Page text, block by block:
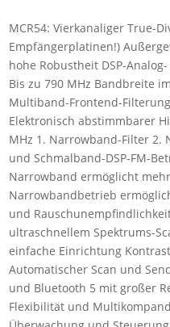
MCR54: Vierkanaliger True-
Empfängerplatinen!)
hohe Robustheit DSP-
Bis zu 790 MHz Bandbreite
Multiband-Frontend-
Elektronisch abstimmbarer
MHz 1. Narrowband-Filter 2.
und Schmalband-DSP-FM-
Narrowband ermöglicht
Narrowbandbetrieb
und
ultraschnellem Spektrums-
einfache Einrichtung
Automatischer Scan und
und Bluetooth 5 mit großer
Flexibilität und